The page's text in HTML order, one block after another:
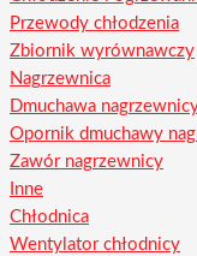
Przewody chłodzenia
Zbiornik wyrównawczy
Nagrzewnica
Dmuchawa
Opornik dmuchawy
Zawór nagrzewnicy
Inne
Chłodnica
Wentylator chłodnicy